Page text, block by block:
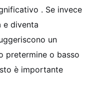
. Se invece
e diventa
un
pretermine o basso
è importante